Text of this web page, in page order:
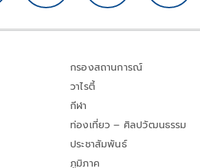
กรองสถานการณ์
วาไรตี้
กีฬา
ท่องเที่ยว – ศิลปวัฒนธรรม
ประชาสัมพันธ์
ภูมิภาค